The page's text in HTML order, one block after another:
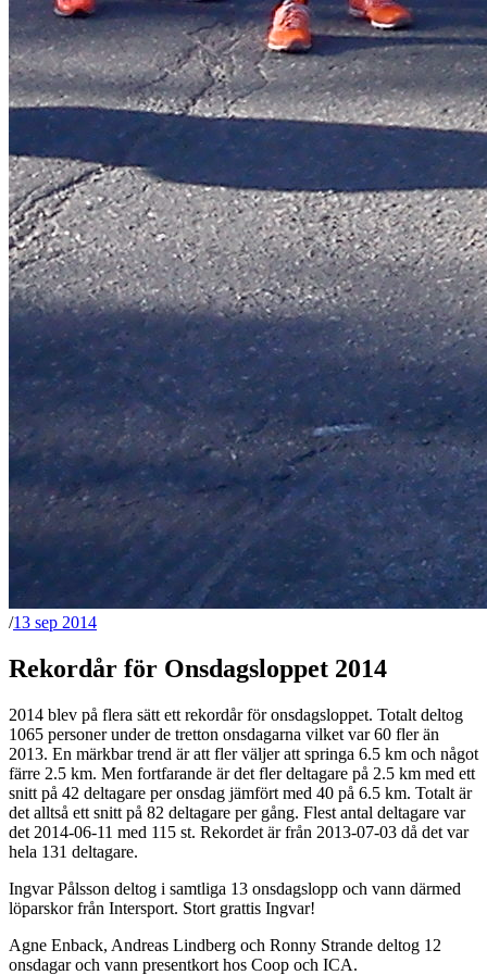
/13 sep 2014
Rekordår för Onsdagsloppet 2014
2014 blev på flera sätt ett rekordår för onsdagsloppet. Totalt deltog
1065 personer under de tretton onsdagarna vilket var 60 fler än
2013. En märkbar trend är att fler väljer att springa 6.5 km och något
färre 2.5 km. Men fortfarande är det fler deltagare på 2.5 km med ett
snitt på 42 deltagare per onsdag jämfört med 40 på 6.5 km. Totalt är
det alltså ett snitt på 82 deltagare per gång. Flest antal deltagare var
det 2014-06-11 med 115 st. Rekordet är från 2013-07-03 då det var
hela 131 deltagare.
Ingvar Pålsson deltog i samtliga 13 onsdagslopp och vann därmed
löparskor från Intersport. Stort grattis Ingvar!
Agne Enback, Andreas Lindberg och Ronny Strande deltog 12
onsdagar och vann presentkort hos Coop och ICA.